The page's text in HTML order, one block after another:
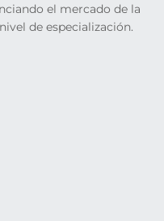
el mercado de la
de especialización.